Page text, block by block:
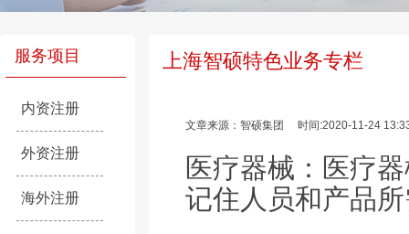
服务项目
内资注册
外资注册
海外注册
上海智硕特色业务专栏
文章来源：智硕集团 时间:2020-11-24
医疗器械：医疗
记住人员和产品